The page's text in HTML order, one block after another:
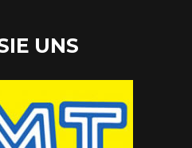
UNS